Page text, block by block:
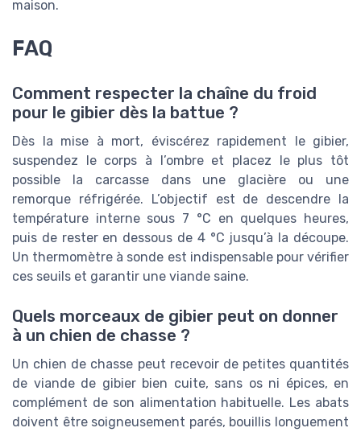
maison.
FAQ
Comment respecter la chaîne du froid
pour le gibier dès la battue ?
Dès la mise à mort, éviscérez rapidement le gibier,
suspendez le corps à l’ombre et placez le plus tôt
possible la carcasse dans une glacière ou une
remorque réfrigérée. L’objectif est de descendre la
température interne sous 7 °C en quelques heures,
puis de rester en dessous de 4 °C jusqu’à la découpe.
Un thermomètre à sonde est indispensable pour vérifier
ces seuils et garantir une viande saine.
Quels morceaux de gibier peut on donner
à un chien de chasse ?
Un chien de chasse peut recevoir de petites quantités
de viande de gibier bien cuite, sans os ni épices, en
complément de son alimentation habituelle. Les abats
doivent être soigneusement parés, bouillis longuement